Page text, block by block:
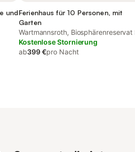
undFerienhaus für 10 Personen, mit
Garten
Wartmannsroth, Biosphärenreservat
Kostenlose Stornierung
ab399 €pro Nacht